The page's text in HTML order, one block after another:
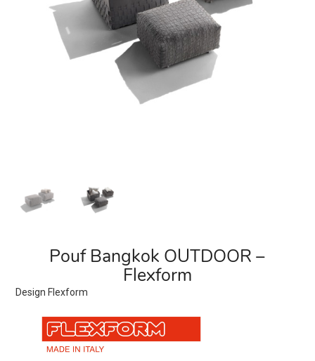
Pouf Bangkok OUTDOOR –
Flexform
Design Flexform